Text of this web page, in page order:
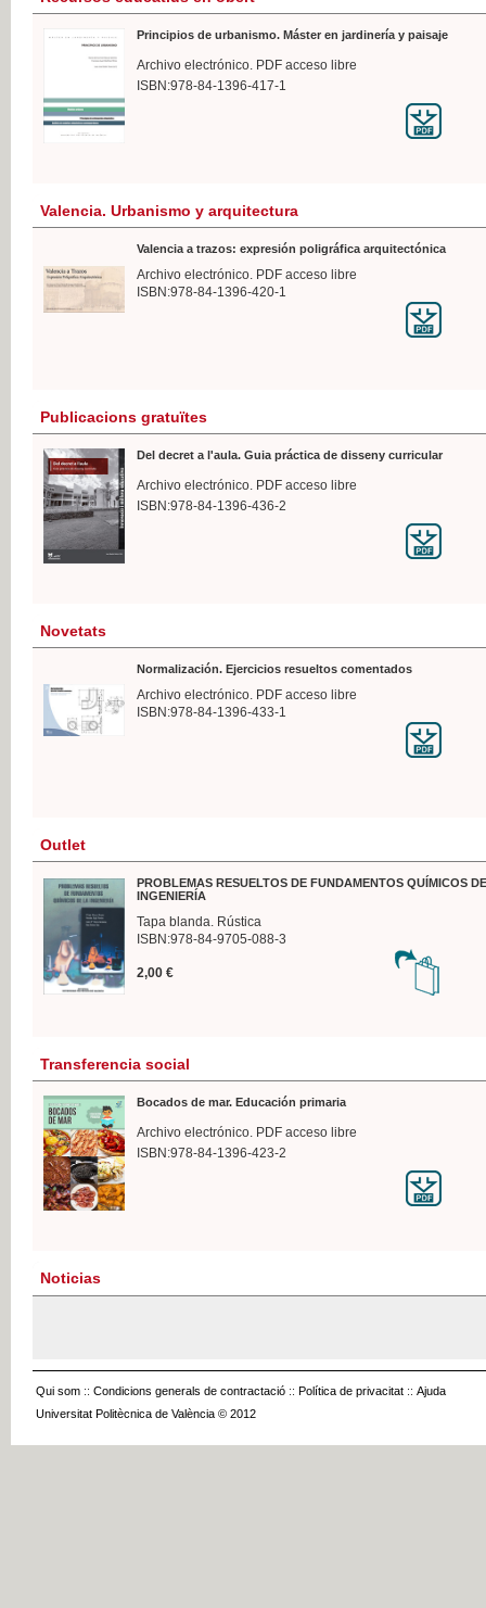
Principios de urbanismo. Máster en jardinería y paisaje
Archivo electrónico. PDF acceso libre
ISBN:978-84-1396-417-1
Valencia. Urbanismo y arquitectura
Valencia a trazos: expresión poligráfica arquitectónica
Archivo electrónico. PDF acceso libre
ISBN:978-84-1396-420-1
Publicacions gratuïtes
Del decret a l'aula. Guia práctica de disseny curricular
Archivo electrónico. PDF acceso libre
ISBN:978-84-1396-436-2
Novetats
Normalización. Ejercicios resueltos comentados
Archivo electrónico. PDF acceso libre
ISBN:978-84-1396-433-1
Outlet
PROBLEMAS RESUELTOS DE FUNDAMENTOS QUÍMICOS
INGENIERÍA
Tapa blanda. Rústica
ISBN:978-84-9705-088-3
2,00 €
Transferencia social
Bocados de mar. Educación primaria
Archivo electrónico. PDF acceso libre
ISBN:978-84-1396-423-2
Noticias
Qui som :: Condicions generals de contractació :: Política de privacitat :: Ajuda
Universitat Politècnica de València © 2012